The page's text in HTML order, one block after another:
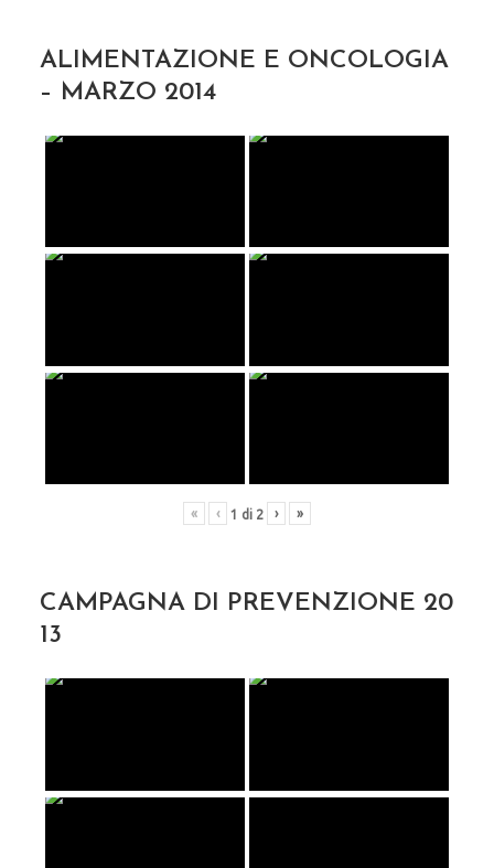
ALIMENTAZIONE E ONCOLOGIA
– MARZO 2014
« ‹ 1 di 2 › »
CAMPAGNA DI PREVENZIONE 20
13